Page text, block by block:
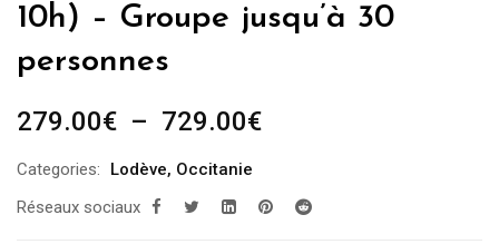
10h) – Groupe jusqu’à 30
personnes
279.00€ – 729.00€Plage
279.00€
Categories: Lodève, Occitanie
Réseaux sociaux